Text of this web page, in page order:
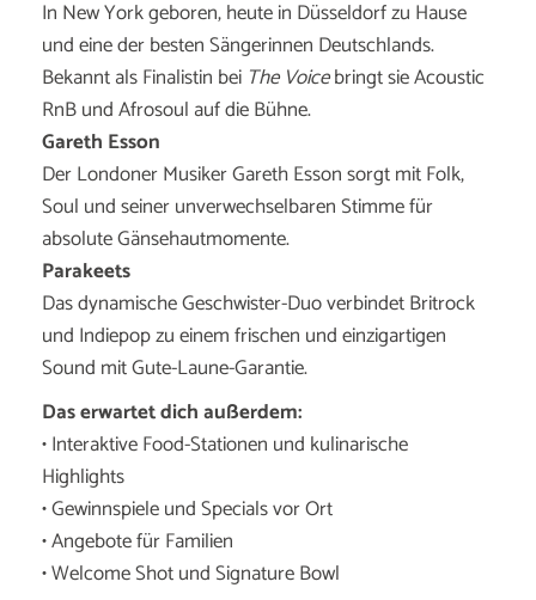
In New York geboren, heute in Düsseldorf zu Hause
und eine der besten Sängerinnen Deutschlands.
Bekannt als Finalistin bei The Voicebringt sie Acoustic
RnB und Afrosoul auf die Bühne.
Gareth Esson
Der Londoner Musiker Gareth Esson sorgt mit Folk,
Soul und seiner unverwechselbaren Stimme für
absolute Gänsehautmomente.
Parakeets
Das dynamische Geschwister-Duo verbindet Britrock
und Indiepop zu einem frischen und einzigartigen
Sound mit Gute-Laune-Garantie.
Das erwartet dich außerdem:
• Interaktive Food-Stationen und kulinarische
Highlights
• Gewinnspiele und Specials vor Ort
• Angebote für Familien
• Welcome Shot und Signature Bowl